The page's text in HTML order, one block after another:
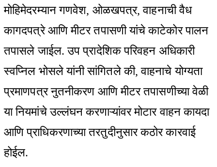
मोहिमेदरम्यान गणवेश, ओळखपत्र, वाहनाची वैध
कागदपत्रे आणि मीटर तपासणी यांचे काटेकोर पालन
तपासले जाईल. उप प्रादेशिक परिवहन अधिकारी
स्वप्निल भोसले यांनी सांगितले की, वाहनाचे योग्यता
प्रमाणपत्र नुतनीकरण आणि मीटर तपासणीच्या वेळी
या नियमांचे उल्लंघन करणाऱ्यांवर मोटार वाहन कायदा
आणि प्राधिकरणाच्या तरतुदीनुसार कठोर कारवाई
होईल.